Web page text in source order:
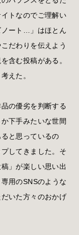
トなのでご理解い
ノート…」はほとん
だわりを伝えよう
含む投稿がある。
えた。
の優劣を判断する
下手みたいな世間
と思っているの
してきました。そ
」が楽しい思い出
用のSNSのような
いた方々のおかげ